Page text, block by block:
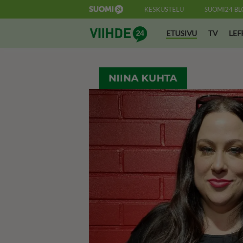
KESKUSTELU SUOMI24
Suomi24 ViihdeETUSIVU TV
NIINA KUHTA